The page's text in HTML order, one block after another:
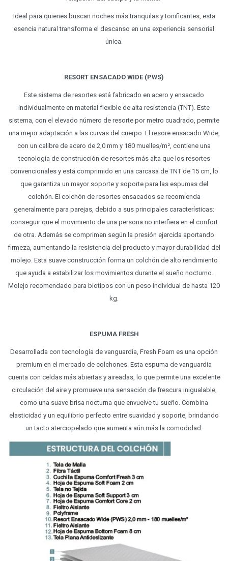
Ideal para quienes buscan noches más tranquilas y tonificantes, esta
esencia natural transforma el descanso en una experiencia sensorial
única.
RESORT ENSACADO WIDE (PWS)
Este sistema de resortes está fabricado en acero y ensacado
individualmente en material flexible de alta resistencia (TNT). Este
sistema, con el elevado número de resorte por metro cuadrado, permite
una mejor adaptación a las curvas del cuerpo. El resore ensacado Wide,
con un calibre de acero de 2,0 mm y 180 muelles/m², contiene una
tecnología de construcción de resortes más alta que los resortes
convencionales y está comprimido en una carcasa de TNT de 15 cm, lo
que garantiza un mayor soporte y soporte para las espumas del
colchón. El colchón de resortes ensacados se recomienda
generalmente para parejas, debido a sus principales características:
conseguir que el movimiento de una persona no interfiera en el confort
de otra. Además se comprimen según la presión ejercida aportando
firmeza, aumentando la resistencia del producto y mayor durabilidad del
molejo. Esta suave construcción forma un colchón de alto rendimiento
que ayuda a estabilizar los movimientos durante el sueño nocturno.
Molejo recomendado para biotipos con un peso individual de hasta 120
kg.
ESPUMA FRESH
Desarrollada con tecnología de vanguardia, Fresh Foam es una opción
premium en el mercado de colchones. Esta espuma de vanguardia
cuenta con celdas más abiertas y aireadas, lo que permite una excelente
circulación del aire y promueve una sensación de frescura inigualable,
como una suave brisa nocturna que envuelve tu sueño. Combina
elasticidad y un equilibrio perfecto entre suavidad y soporte, brindando
un tacto aterciopelado que aumenta aún más la comodidad.